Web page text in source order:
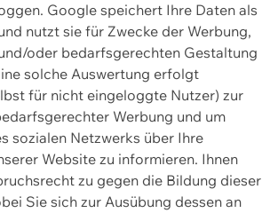
Google speichert Ihre Daten als
nutzt sie für Zwecke der Werbung,
oder bedarfsgerechten Gestaltung
solche Auswertung erfolgt
für nicht eingeloggte Nutzer) zur
Werbung und um
sozialen Netzwerks über Ihre
Website zu informieren. Ihnen
zu gegen die Bildung dieser
Sie sich zur Ausübung dessen an